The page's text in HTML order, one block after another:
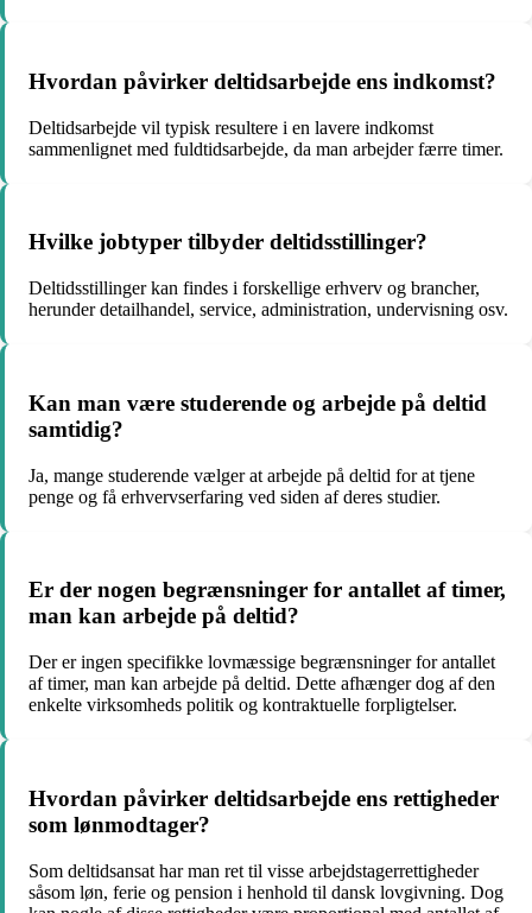
Hvordan påvirker deltidsarbejde ens indkomst?
Deltidsarbejde vil typisk resultere i en lavere indkomst
sammenlignet med fuldtidsarbejde, da man arbejder færre timer.
Hvilke jobtyper tilbyder deltidsstillinger?
Deltidsstillinger kan findes i forskellige erhverv og brancher,
herunder detailhandel, service, administration, undervisning osv.
Kan man være studerende og arbejde på deltid
samtidig?
Ja, mange studerende vælger at arbejde på deltid for at tjene
penge og få erhvervserfaring ved siden af deres studier.
Er der nogen begrænsninger for antallet af timer,
man kan arbejde på deltid?
Der er ingen specifikke lovmæssige begrænsninger for antallet
af timer, man kan arbejde på deltid. Dette afhænger dog af den
enkelte virksomheds politik og kontraktuelle forpligtelser.
Hvordan påvirker deltidsarbejde ens rettigheder
som lønmodtager?
Som deltidsansat har man ret til visse arbejdstagerrettigheder
såsom løn, ferie og pension i henhold til dansk lovgivning. Dog